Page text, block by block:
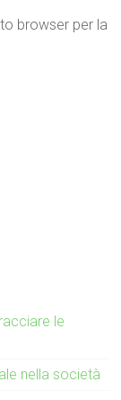
browser per la
le
nella società